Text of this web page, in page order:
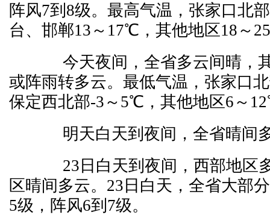
阵风7到8级。最高气温，张家口北
台、邯郸13～17℃，其他地区18～
今天夜间，全省多云间晴，
或阵雨转多云。最低气温，张家口
保定西北部-3～5℃，其他地区6～
明天白天到夜间，全省晴间
23日白天到夜间，西部地区
区晴间多云。23日白天，全省大部
5级，阵风6到7级。